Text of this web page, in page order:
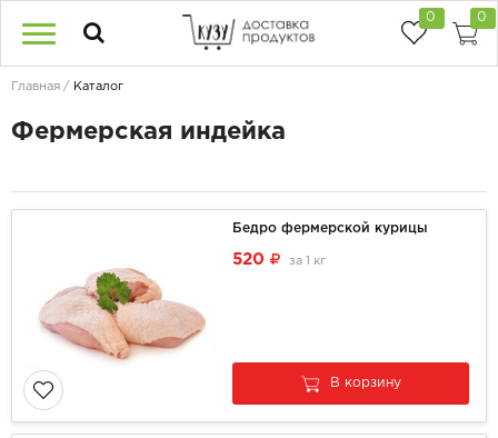
0 0
Главная Каталог
Фермерская индейка
Бедро фермерской курицы
520 за 1 кг
В корзину